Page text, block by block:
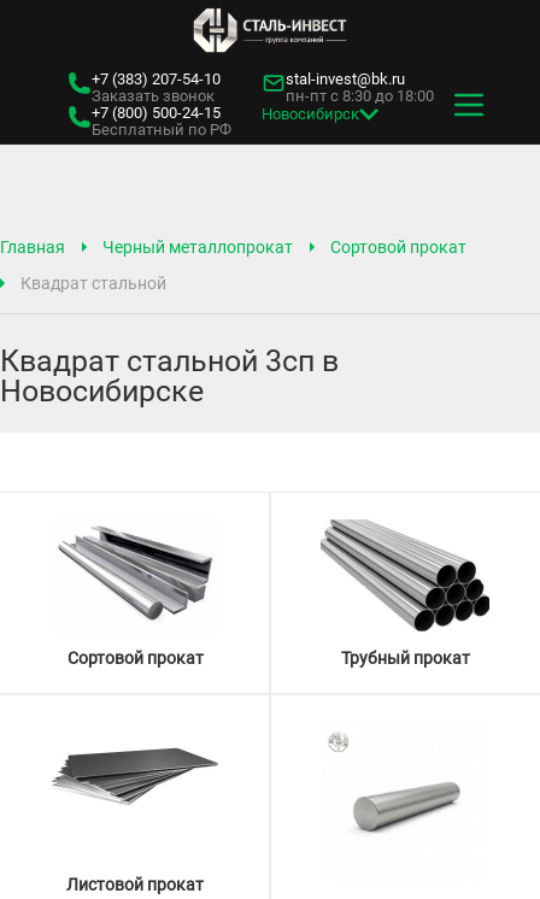
+7 (383) 207-54-10
Заказать звонок
+7 (800) 500-24-15
Бесплатный по РФ
stal-invest@bk.ru
пн-пт с 8:30 до 18:00
Новосибирск
Главная Черный металлопрокат
Сортовой прокат
Квадрат стальной
Квадрат стальной 3сп в
Новосибирске
Сортовой прокат Трубный прокат
Листовой прокат